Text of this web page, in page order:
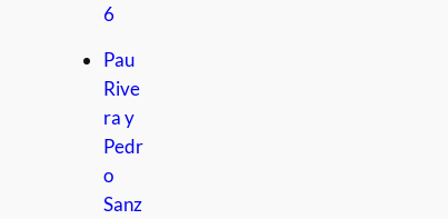
6
Pau
Rive
ra y
Pedr
o
Sanz